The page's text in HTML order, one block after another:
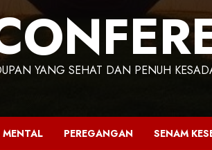
YANG SEHAT DAN PENUH
MENTAL PEREGANGAN SENAM